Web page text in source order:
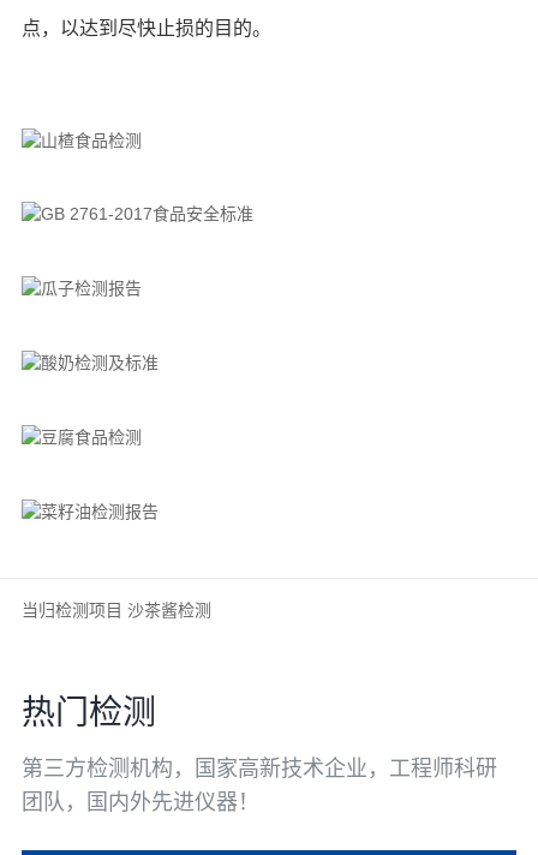
点，以达到尽快止损的目的。
当归检测项目 沙茶酱检测
热门检测
第三方检测机构，国家高新技术企业，工程师科研
团队，国内外先进仪器！